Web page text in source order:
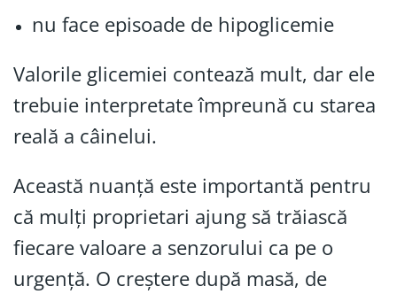
nu face episoade de hipoglicemie
Valorile glicemiei contează mult, dar ele
trebuie interpretate împreună cu starea
reală a câinelui.
Această nuanță este importantă pentru
că mulți proprietari ajung să trăiască
fiecare valoare a senzorului ca pe o
urgență. O creștere după masă, de